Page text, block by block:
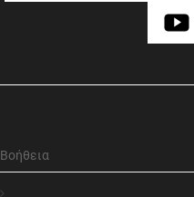
Βοήθεια